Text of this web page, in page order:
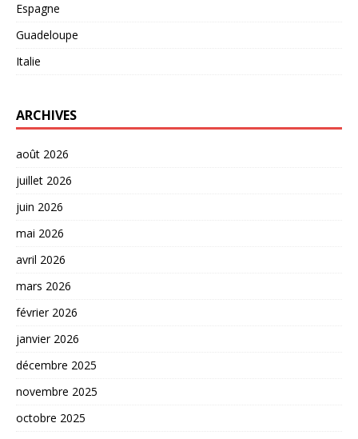
Espagne
Guadeloupe
Italie
ARCHIVES
août 2026
juillet 2026
juin 2026
mai 2026
avril 2026
mars 2026
février 2026
janvier 2026
décembre 2025
novembre 2025
octobre 2025